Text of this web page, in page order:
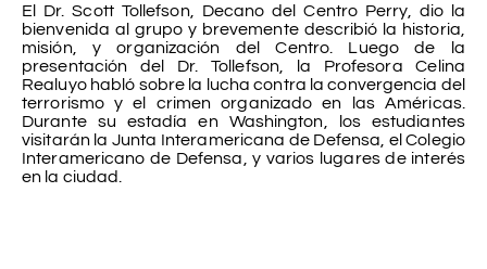
El Dr. Scott Tollefson, Decano del Centro Perry, dio la
bienvenida al grupo y brevemente describió la historia,
misión, y organización del Centro. Luego de la
presentación del Dr. Tollefson, la Profesora Celina
Realuyo habló sobre la lucha contra la convergencia del
terrorismo y el crimen organizado en las Américas.
Durante su estadía en Washington, los estudiantes
visitarán la Junta Interamericana de Defensa, el Colegio
Interamericano de Defensa, y varios lugares de interés
en la ciudad.